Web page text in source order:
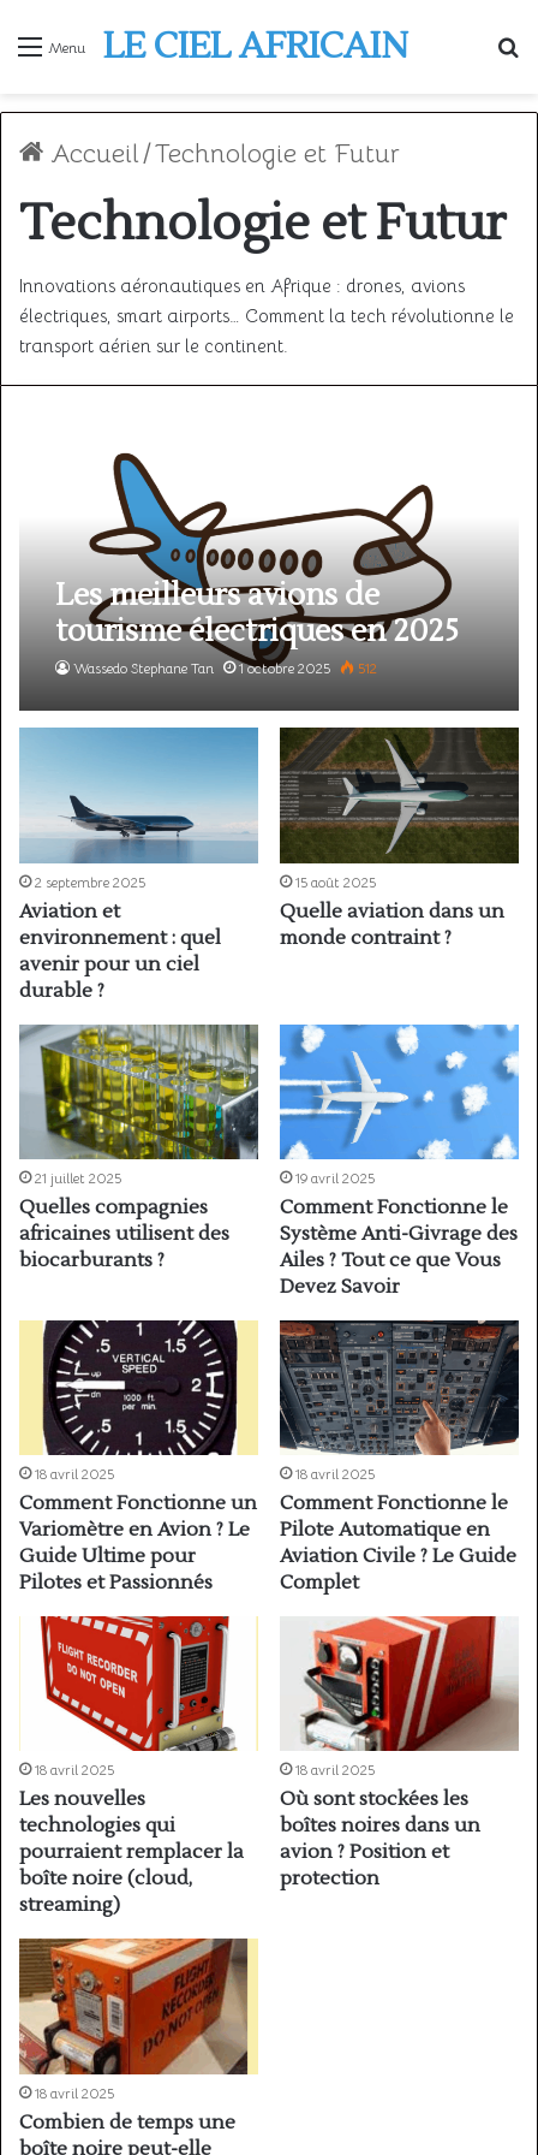
Menu LE CIEL AFRICAIN
Accueil/Technologie et Futur
Technologie et Futur
Innovations aéronautiques en Afrique : drones, avions
électriques, smart airports… Comment la tech révolutionne le
transport aérien sur le continent.
Les meilleurs avions de
tourisme électriques en 2025
Wassedo Stephane Tan 1 octobre 2025 512
2 septembre 2025
Aviation et
environnement : quel
avenir pour un ciel
durable ?
15 août 2025
Quelle aviation dans un
monde contraint ?
21 juillet 2025
Quelles compagnies
africaines utilisent des
biocarburants ?
19 avril 2025
Comment Fonctionne le
Système Anti-Givrage des
Ailes ? Tout ce que Vous
Devez Savoir
18 avril 2025
Comment Fonctionne un
Variomètre en Avion ? Le
Guide Ultime pour
Pilotes et Passionnés
18 avril 2025
Comment Fonctionne le
Pilote Automatique en
Aviation Civile ? Le Guide
Complet
18 avril 2025
Les nouvelles
technologies qui
pourraient remplacer la
boîte noire (cloud,
streaming)
18 avril 2025
Où sont stockées les
boîtes noires dans un
avion ? Position et
protection
18 avril 2025
Combien de temps une
boîte noire peut-elle